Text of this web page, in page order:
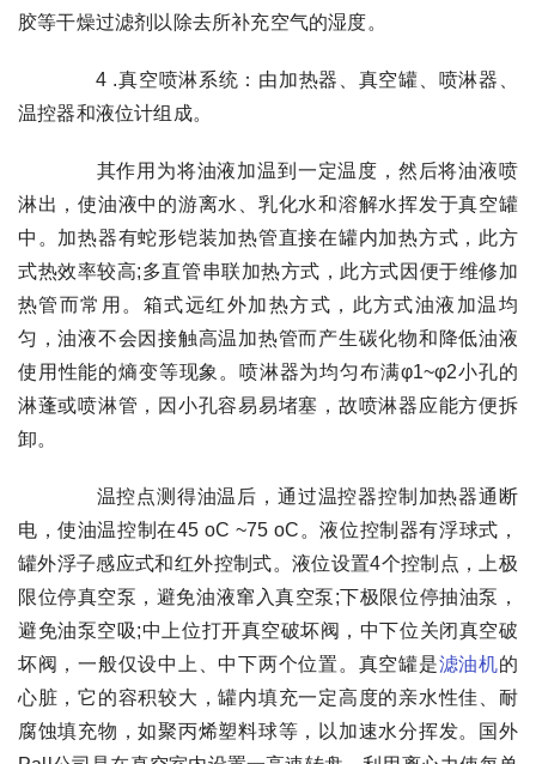
胶等干燥过滤剂以除去所补充空气的湿度。
4 .真空喷淋系统：由加热器、真空罐、喷淋器、
温控器和液位计组成。
其作用为将油液加温到一定温度，然后将油液喷
淋出，使油液中的游离水、乳化水和溶解水挥发于真空罐
中。加热器有蛇形铠装加热管直接在罐内加热方式，此方
式热效率较高;多直管串联加热方式，此方式因便于维修加
热管而常用。箱式远红外加热方式，此方式油液加温均
匀，油液不会因接触高温加热管而产生碳化物和降低油液
使用性能的熵变等现象。喷淋器为均匀布满φ1~φ2小孔的
淋蓬或喷淋管，因小孔容易易堵塞，故喷淋器应能方便拆
卸。
温控点测得油温后，通过温控器控制加热器通断
电，使油温控制在45 oC ~75 oC。液位控制器有浮球式，
罐外浮子感应式和红外控制式。液位设置4个控制点，上极
限位停真空泵，避免油液窜入真空泵;下极限位停抽油泵，
避免油泵空吸;中上位打开真空破坏阀，中下位关闭真空破
坏阀，一般仅设中上、中下两个位置。真空罐是滤油机的
心脏，它的容积较大，罐内填充一定高度的亲水性佳、耐
腐蚀填充物，如聚丙烯塑料球等，以加速水分挥发。国外